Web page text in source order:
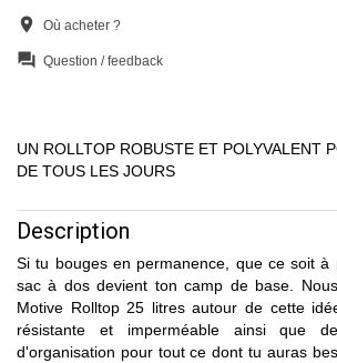
location_on Où acheter ?
question_answer Question / feedback
UN ROLLTOP ROBUSTE ET POLYVALENT
DE TOUS LES JOURS
Description
Si tu bouges en permanence, que ce soit à
sac à dos devient ton camp de base.
Motive Rolltop 25 litres autour de cette
résistante et imperméable ainsi que
d'organisation pour tout ce dont tu auras